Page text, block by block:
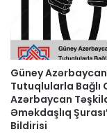
Güney
Tutuqlularla Bağlı
Azərbaycan
Əməkdaşlıq
Bildirisi